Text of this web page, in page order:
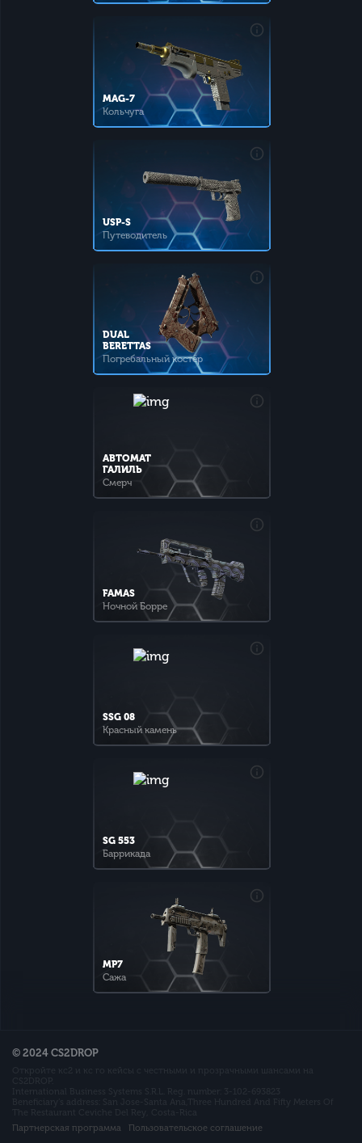
MAG-7
Кольчуга
USP-S
Путеводитель
DUAL
BERETTAS
Погребальный костёр
АВТОМАТ
ГАЛИЛЬ
Смерч
FAMAS
Ночной Борре
SSG 08
Красный камень
SG 553
Баррикада
MP7
Сажа
© 2024 CS2DROP
Партнерская программа
Пользовательское соглашение